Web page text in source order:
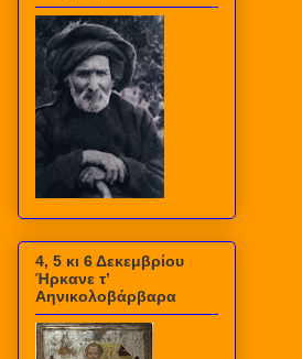
4, 5 κι 6 Δεκεμβρίου
Ήρκανε τ’
Αηνικολοβάρβαρα